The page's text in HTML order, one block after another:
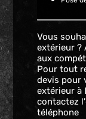
Vous
extérieur ?
aux
Pour tout
devis pour
extérieur à
contactez
téléphone